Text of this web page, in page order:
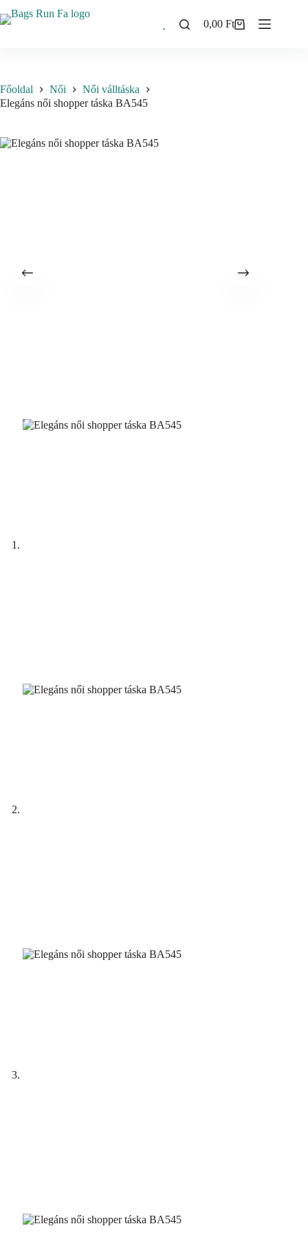
to
Shopping
0,00Ft
Főoldal Női
Női válltáska
Elegáns női shopper táska BA545